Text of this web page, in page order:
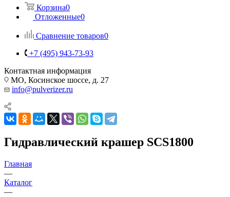
Корзина0
Отложенные0
Сравнение товаров0
+7 (495) 943-73-93
Контактная информация
МО, Косинское шоссе, д. 27
info@pulverizer.ru
Гидравлический крашер SCS1800
Главная
—
Каталог
—